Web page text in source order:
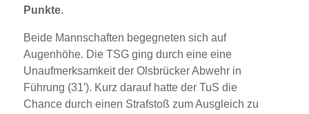
Punkte.
Beide Mannschaften begegneten sich auf
Augenhöhe. Die TSG ging durch eine eine
Unaufmerksamkeit der Olsbrücker Abwehr in
Führung (31′). Kurz darauf hatte der TuS die
Chance durch einen Strafstoß zum Ausgleich zu